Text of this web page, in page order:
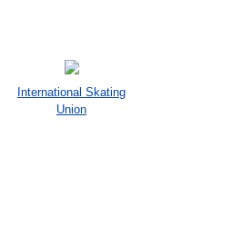
International Skating
Union